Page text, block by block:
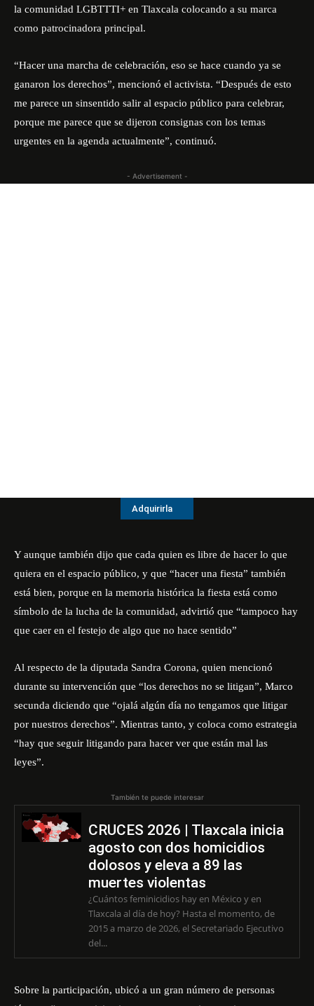
la comunidad LGBTTTI+ en Tlaxcala colocando a su marca
como patrocinadora principal.
“Hacer una marcha de celebración, eso se hace cuando ya se
ganaron los derechos”, mencionó el activista. “Después de esto
me parece un sinsentido salir al espacio público para celebrar,
porque me parece que se dijeron consignas con los temas
urgentes en la agenda actualmente”, continuó.
- Advertisement -
Adquirirla
Y aunque también dijo que cada quien es libre de hacer lo que
quiera en el espacio público, y que “hacer una fiesta” también
está bien, porque en la memoria histórica la fiesta está como
símbolo de la lucha de la comunidad, advirtió que “tampoco hay
que caer en el festejo de algo que no hace sentido”
Al respecto de la diputada Sandra Corona, quien mencionó
durante su intervención que “los derechos no se litigan”, Marco
secunda diciendo que “ojalá algún día no tengamos que litigar
por nuestros derechos”. Mientras tanto, y coloca como estrategia
“hay que seguir litigando para hacer ver que están mal las
leyes”.
También te puede interesar
CRUCES 2026 | Tlaxcala inicia
agosto con dos homicidios
dolosos y eleva a 89 las
muertes violentas
¿Cuántos feminicidios hay en México y en
Tlaxcala al día de hoy? Hasta el momento, de
2015 a marzo de 2026, el Secretariado Ejecutivo
del...
Sobre la participación, ubicó a un gran número de personas